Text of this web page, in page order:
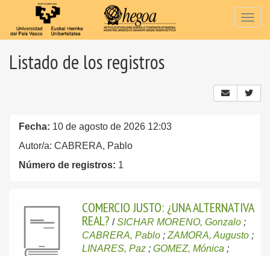
Listado de los registros
Fecha: 10 de agosto de 2026 12:03
Autor/a: CABRERA, Pablo
Número de registros: 1
COMERCIO JUSTO: ¿UNA ALTERNATIVA
REAL? /SICHAR MORENO, Gonzalo ;
CABRERA, Pablo ; ZAMORA, Augusto ;
LINARES, Paz ; GOMEZ, Mónica ;